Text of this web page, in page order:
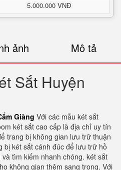
5.000.000 VNĐ
ảnh Mô tả
Sắt Huyện
Giàng Với các mẫu két sắt
két sắt cao cấp là địa chỉ uy tín
trang bị không gian lưu trữ thuận
bị két sắt cánh đúc để lưu trữ hồ
tìm kiếm nhanh chóng. két sắt
không gian thêm sang trọng. Với